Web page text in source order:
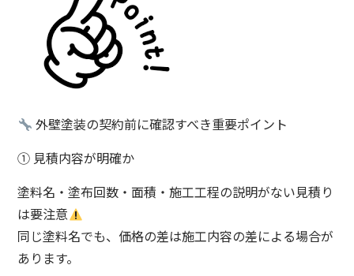
外壁塗装の契約前に確認すべき重要ポイント
① 見積内容が明確か
塗料名・塗布回数・面積・施工工程の説明がない見積り
は要注意
同じ塗料名でも、価格の差は施工内容の差による場合が
あります。